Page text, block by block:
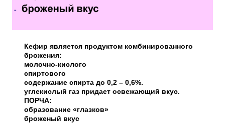
Кефир является продуктом комбинированного
брожения:
молочно-кислого
спиртового
содержание спирта до 0,2 – 0,6%.
углекислый газ придает освежающий вкус.
ПОРЧА:
образование «глазков»
броженый вкус